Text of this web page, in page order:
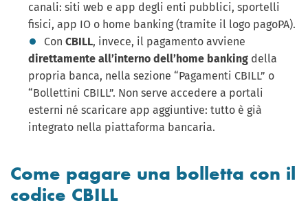
canali: siti web e app degli enti pubblici, sportelli
fisici, app IO o home banking (tramite il logo pagoPA).
Con CBILL, invece, il pagamento avviene
direttamente all’interno dell’home banking della
propria banca, nella sezione “Pagamenti CBILL” o
“Bollettini CBILL”. Non serve accedere a portali
esterni né scaricare app aggiuntive: tutto è già
integrato nella piattaforma bancaria.
Come pagare una bolletta con il
codice CBILL